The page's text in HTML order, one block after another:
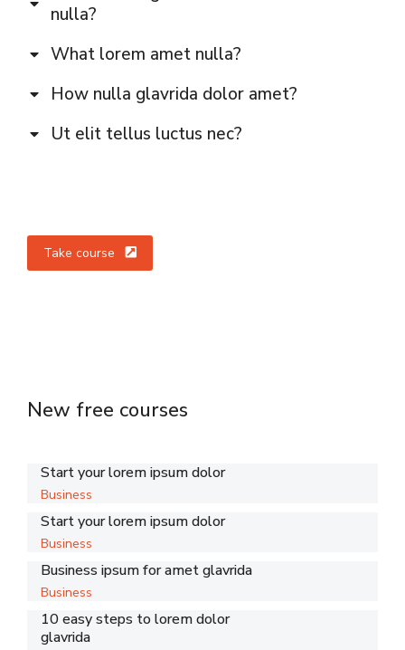
nulla?
What lorem amet nulla?
How nulla glavrida dolor amet?
Ut elit tellus luctus nec?
Take course
New free courses
Start your lorem ipsum dolor
Business
Start your lorem ipsum dolor
Business
Business ipsum for amet glavrida
Business
10 easy steps to lorem dolor
glavrida